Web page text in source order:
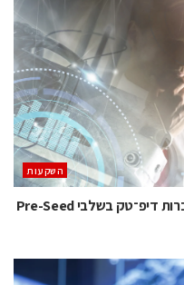
השקעות
רשות החדשנות מגדילה את המימון לחברות דיפ־טק בשלבי Pre-Seed